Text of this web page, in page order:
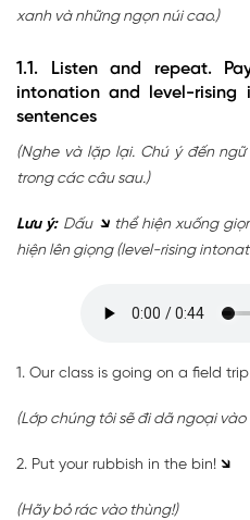
xanh và những ngọn núi cao.)
1.1. Listen and repeat.
intonation and level-
sentences
(Nghe và lặp lại. Chú ý đến
trong các câu sau.)
Lưu ý: Dấu ↘ thể hiện xuống
hiện lên giọng (level-rising
1. Our class is going on a field
(Lớp chúng tôi sẽ đi dã ngoại vào
2. Put your rubbish in the bin! ↘
(Hãy bỏ rác vào thùng!)